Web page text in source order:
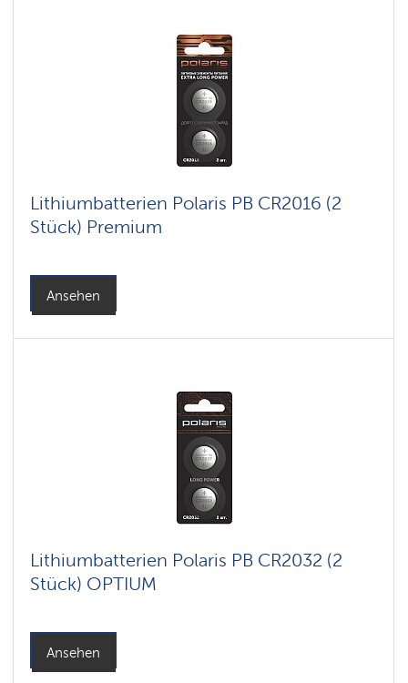
Lithiumbatterien Polaris PB CR2016 (2
Stück) Premium
Ansehen
Lithiumbatterien Polaris PB CR2032 (2
Stück) OPTIUM
Ansehen